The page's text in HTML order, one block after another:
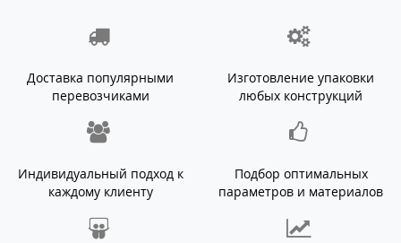
Доставка популярными
перевозчиками
Изготовление упаковки
любых конструкций
Индивидуальный подход к
каждому клиенту
Подбор оптимальных
параметров и материалов